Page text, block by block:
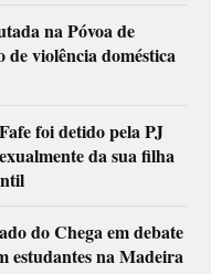
na Póvoa de
violência doméstica
foi detido pela PJ
da sua filha
do Chega em debate
estudantes na Madeira